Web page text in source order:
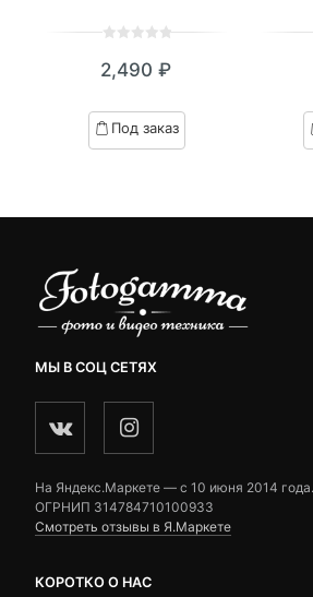
out
based
on
2,490 ₽
Под заказ
МЫ В СОЦ СЕТЯХ
На Яндекс.Маркете — c 10 июня 2014 года.
ОГРНИП 314784710100933
Смотреть отзывы в Я.Маркете
КОРОТКО О НАС